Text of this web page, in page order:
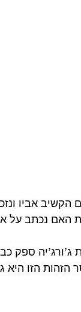
שבו חלוקות הדעות
ספק
הזו היא